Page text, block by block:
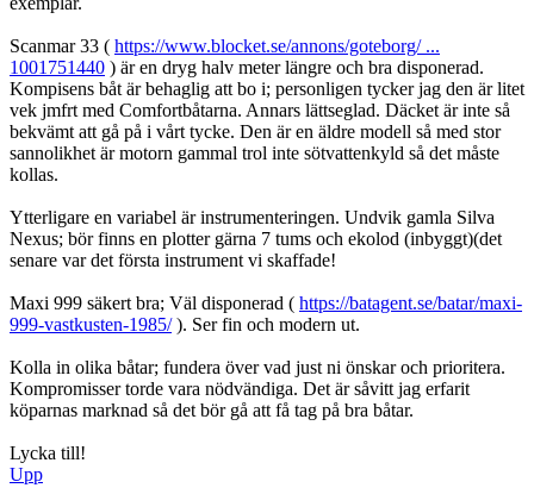
Scanmar 33 ( https://www.blocket.se/annons/goteborg/ ...
1001751440 ) är en dryg halv meter längre och bra disponerad.
Kompisens båt är behaglig att bo i; personligen tycker jag den är litet
vek jmfrt med Comfortbåtarna. Annars lättseglad. Däcket är inte så
bekvämt att gå på i vårt tycke. Den är en äldre modell så med stor
sannolikhet är motorn gammal trol inte sötvattenkyld så det måste
kollas.
Ytterligare en variabel är instrumenteringen. Undvik gamla Silva
Nexus; bör finns en plotter gärna 7 tums och ekolod (inbyggt)(det
senare var det första instrument vi skaffade!
Maxi 999 säkert bra; Väl disponerad ( https://batagent.se/batar/maxi-
999-vastkusten-1985/). Ser fin och modern ut.
Kolla in olika båtar; fundera över vad just ni önskar och prioritera.
Kompromisser torde vara nödvändiga. Det är såvitt jag erfarit
köparnas marknad så det bör gå att få tag på bra båtar.
Lycka till!
Upp